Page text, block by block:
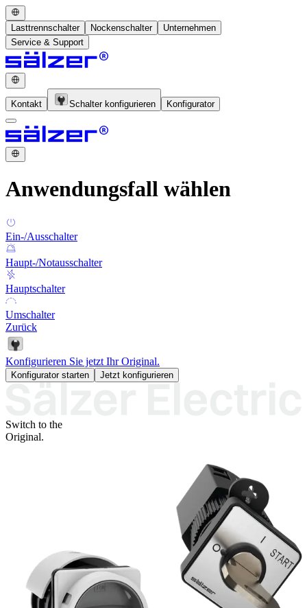
Lasttrennschalter Nockenschalter
Unternehmen
Service & Support
Kontakt Schalter konfigurieren Konfigurator
Anwendungsfall wählen
Ein-/Ausschalter
Haupt-/Notausschalter
Hauptschalter
Umschalter
Zurück
Konfigurieren Sie jetzt Ihr Original.
Konfigurator starten Jetzt konfigurieren
Switch to the
Original.